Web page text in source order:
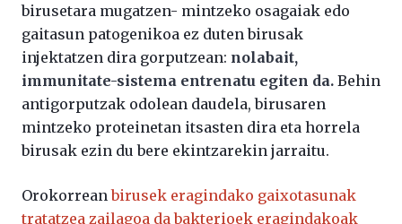
birusetara mugatzen- mintzeko osagaiak edo
gaitasun patogenikoa ez duten birusak
injektatzen dira gorputzean: nolabait,
immunitate-sistema entrenatu egiten da. Behin
antigorputzak odolean daudela, birusaren
mintzeko proteinetan itsasten dira eta horrela
birusak ezin du bere ekintzarekin jarraitu.
Orokorreanbirusek eragindako gaixotasunak
tratatzea zailagoa da bakterioek eragindakoak